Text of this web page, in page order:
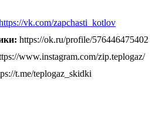
vk.com/zapchasti_kotlov
https://ok.ru/profile/576446475402
www.instagram.com/zip.teplogaz/
t.me/teplogaz_skidki